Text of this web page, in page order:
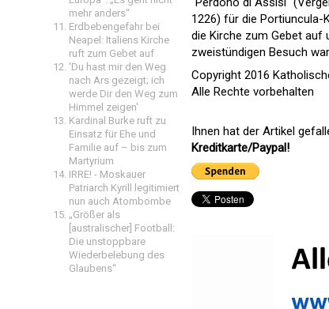
mehr anders“
Erdbebengefahr bei
Neapel: Italiens Kirche
ruft zum Gebet auf
'Du hast mir den Weg
nach Ars gezeigt; ich
werde Dir den Weg zum
Himmel zeigen'
Kardinal Burke ruft zu
Einsatz für Ehe und
Familie auf – bis zum
Martyrium
IRRE! - Moskauer
Patriarch Kyrill legitimiert
nun auch Atombombe
„Größer als
[australischer] Football:
Die unstoppbare
Wiederbelebung des
Glaubens“
1226) für die Portiuncula-
die Kirche zum Gebet auf
zweistündigen Besuch
Copyright 2016
Alle Rechte vorbehalten
Ihnen hat der Artikel
Kreditkarte/Paypal!